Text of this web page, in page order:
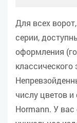
Для всех
серии,
оформления
числу цветов и
Hormann. У